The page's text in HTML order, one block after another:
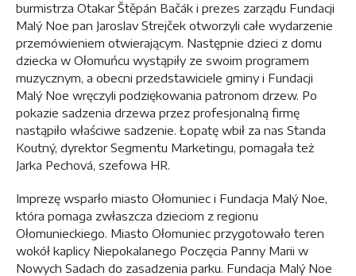
burmistrza Otakar Štěpán Bačák i prezes zarządu Fundacji
Malý Noe pan Jaroslav Strejček otworzyli całe wydarzenie
przemówieniem otwierającym. Następnie dzieci z domu
dziecka w Ołomuńcu wystąpiły ze swoim programem
muzycznym, a obecni przedstawiciele gminy i Fundacji
Malý Noe wręczyli podziękowania patronom drzew. Po
pokazie sadzenia drzewa przez profesjonalną firmę
nastąpiło właściwe sadzenie. Łopatę wbił za nas Standa
Koutný, dyrektor Segmentu Marketingu, pomagała też
Jarka Pechová, szefowa HR.
Imprezę wsparło miasto Ołomuniec i Fundacja Malý Noe,
która pomaga zwłaszcza dzieciom z regionu
Ołomunieckiego. Miasto Ołomuniec przygotowało teren
wokół kaplicy Niepokalanego Poczęcia Panny Marii w
Nowych Sadach do zasadzenia parku. Fundacja Malý Noe